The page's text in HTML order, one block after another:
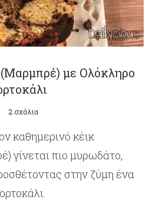
με Ολόκληρο
2 σχόλια
καθημερινό κέικ
γίνεται πιο μυρωδάτο,
στην ζύμη ένα